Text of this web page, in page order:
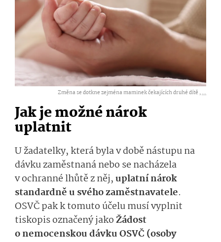
Změna se dotkne zejména maminek čekajících druhé dítě ,...
Jak je možné nárok
uplatnit
U žadatelky, která byla v době nástupu na
dávku zaměstnaná nebo se nacházela
v ochranné lhůtě z něj,uplatní nárok
standardně u svého zaměstnavatele.
OSVČ pak k tomuto účelu musí vyplnit
tiskopis označený jakoŽádost
o nemocenskou dávku OSVČ (osoby